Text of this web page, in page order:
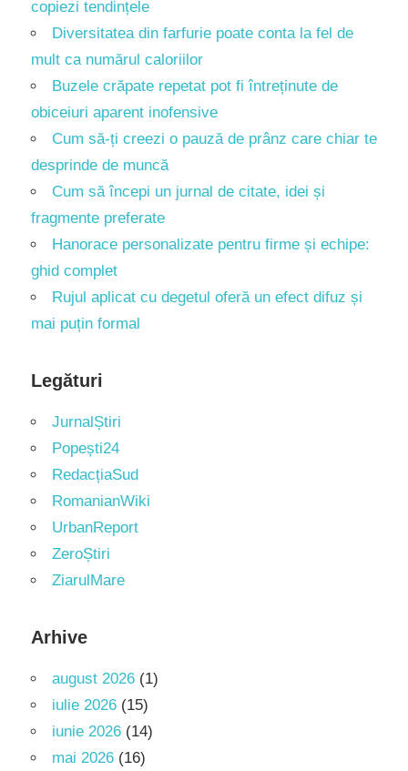
copiezi tendințele
Diversitatea din farfurie poate conta la fel de
mult ca numărul caloriilor
Buzele crăpate repetat pot fi întreținute de
obiceiuri aparent inofensive
Cum să-ți creezi o pauză de prânz care chiar te
desprinde de muncă
Cum să începi un jurnal de citate, idei și
fragmente preferate
Hanorace personalizate pentru firme și echipe:
ghid complet
Rujul aplicat cu degetul oferă un efect difuz și
mai puțin formal
Legături
JurnalȘtiri
Popești24
RedacțiaSud
RomanianWiki
UrbanReport
ZeroȘtiri
ZiarulMare
Arhive
august 2026 (1)
iulie 2026 (15)
iunie 2026 (14)
mai 2026 (16)